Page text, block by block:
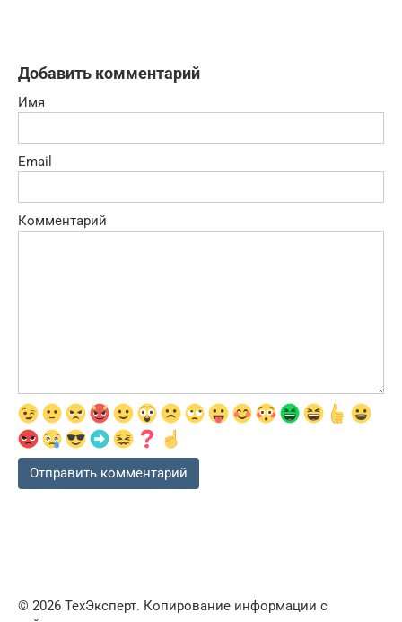
Добавить комментарий
Имя
Email
Комментарий
© 2026 ТехЭксперт. Копирование информации с